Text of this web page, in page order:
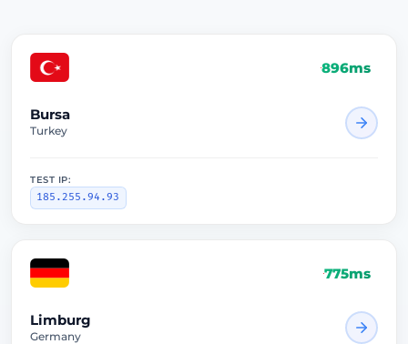
896ms
Bursa
Turkey
TEST IP:
185.255.94.93
775ms
Limburg
Germany